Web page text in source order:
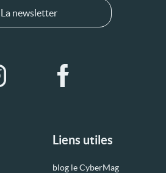
Liens utiles
blog le CyberMag
La newsletter